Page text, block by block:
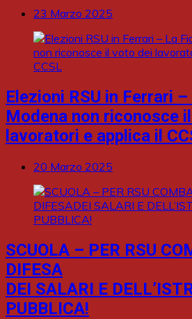
23 Marzo 2025
Elezioni RSU in Ferrari
Modena non riconosce
lavoratori e applica il
20 Marzo 2025
SCUOLA – PER RSU
DIFESA
DEI SALARI E
PUBBLICA!